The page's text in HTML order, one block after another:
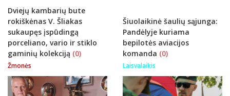
Dviejų kambarių bute
rokiškėnas V. Šliakas
sukaupęs įspūdingą
porceliano, vario ir stiklo
gaminių kolekciją (0)
Žmonės
Šiuolaikinė šaulių sąjunga:
Pandėlyje kuriama
bepilotės aviacijos
komanda (0)
Laisvalaikis